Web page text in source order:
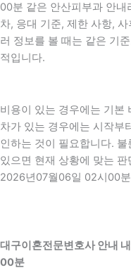
00분 같은 안산피부과 안내
차, 응대 기준, 제한 사항,
러 정보를 볼 때는 같은 기
적입니다.
비용이 있는 경우에는 기본
차가 있는 경우에는 시작부
인하는 것이 필요합니다.
있으면 현재 상황에 맞는
2026년07월06일 02시00분
대구이혼전문변호사 안내
00분